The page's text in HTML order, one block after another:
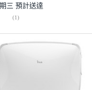
三 預計送達
(1)